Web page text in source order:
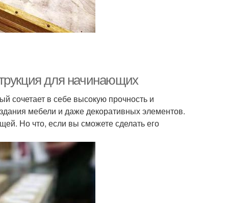
для начинающих
сочетает в себе высокую прочность и
мебели и даже декоративных элементов.
Но что, если вы сможете сделать его